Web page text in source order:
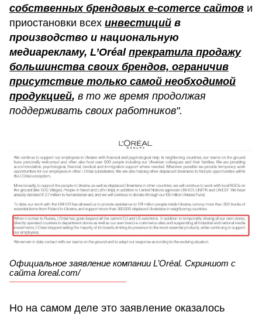
собственных брендовых e-comerce сайтов и
приостановки всех инвестиций в
производство и национальную
медиарекламу, L’Oréal прекратила продажу
большинства своих брендов, ограничив
присутствие только самой необходимой
продукцией, в то же время продолжая
поддерживать своих работников".
Официальное заявление компании L’Oréal. Скриншот с
сайта loreal.com/
Но на самом деле это заявление оказалось